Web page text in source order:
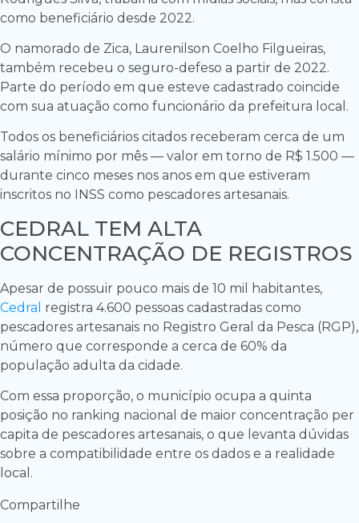
como beneficiário desde 2022.
O namorado de Zica, Laurenilson Coelho Filgueiras,
também recebeu o seguro-defeso a partir de 2022.
Parte do período em que esteve cadastrado coincide
com sua atuação como funcionário da prefeitura local.
Todos os beneficiários citados receberam cerca de um
salário mínimo por mês — valor em torno de R$ 1.500 —
durante cinco meses nos anos em que estiveram
inscritos no INSS como pescadores artesanais.
CEDRAL TEM ALTA
CONCENTRAÇÃO DE REGISTROS
Apesar de possuir pouco mais de 10 mil habitantes,
Cedral registra 4.600 pessoas cadastradas como
pescadores artesanais no Registro Geral da Pesca (RGP),
número que corresponde a cerca de 60% da
população adulta da cidade.
Com essa proporção, o município ocupa a quinta
posição no ranking nacional de maior concentração per
capita de pescadores artesanais, o que levanta dúvidas
sobre a compatibilidade entre os dados e a realidade
local.
Compartilhe